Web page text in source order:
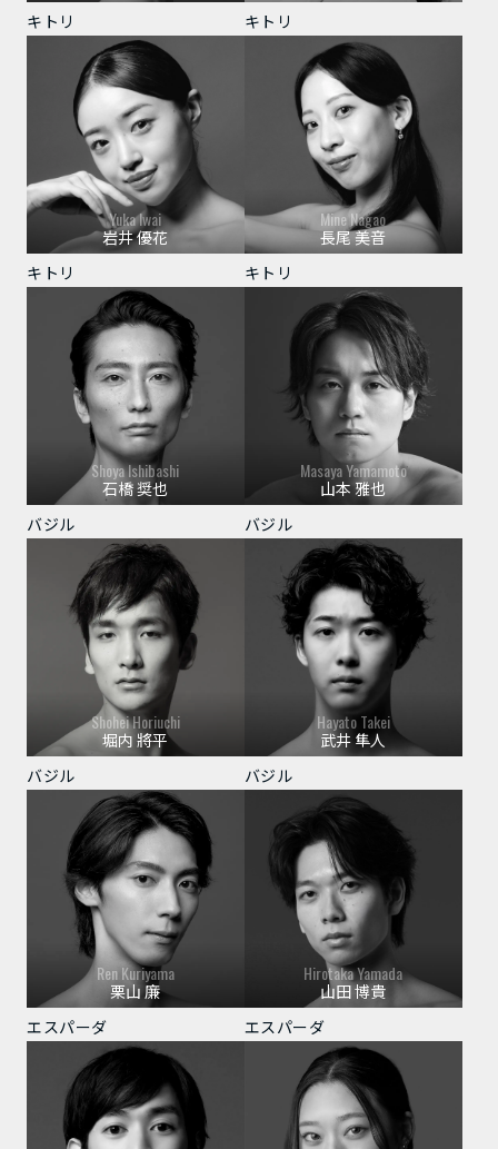
キトリ
キトリ
Yuka Iwai
岩井 優花
キトリ
Mine Nagao
長尾 美音
キトリ
Shoya Ishibashi
石橋 奨也
バジル
Masaya Yamamoto
山本 雅也
バジル
Shohei Horiuchi
堀内 將平
バジル
Hayato Takei
武井 隼人
バジル
Ren Kuriyama
栗山 廉
エスパーダ
Hirotaka Yamada
山田 博貴
エスパーダ